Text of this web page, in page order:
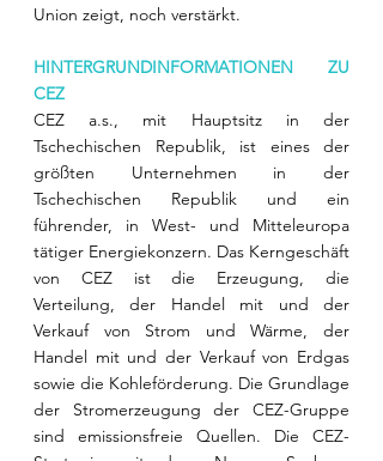
Union zeigt, noch verstärkt.
HINTERGRUNDINFORMATIONEN ZU
CEZ
CEZ a.s., mit Hauptsitz in der
Tschechischen Republik, ist eines der
größten Unternehmen in der
Tschechischen Republik und ein
führender, in West- und Mitteleuropa
tätiger Energiekonzern. Das Kerngeschäft
von CEZ ist die Erzeugung, die
Verteilung, der Handel mit und der
Verkauf von Strom und Wärme, der
Handel mit und der Verkauf von Erdgas
sowie die Kohleförderung. Die Grundlage
der Stromerzeugung der CEZ-Gruppe
sind emissionsfreie Quellen. Die CEZ-